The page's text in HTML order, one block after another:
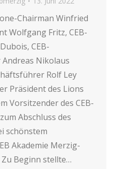
Chairman Winfried
Wolfgang Fritz, CEB-
CEB-
Nikolaus
Rolf Ley
Präsident des Lions
Vorsitzender des CEB-
Abschluss des
schönstem
Akademie Merzig-
Beginn stellte…